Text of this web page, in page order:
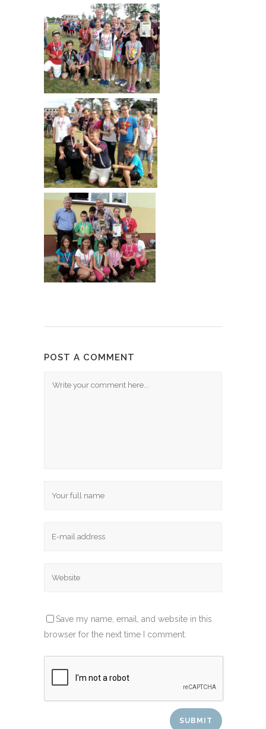
POST A COMMENT
Save my name, email, and website in this
browser for the next time I comment.